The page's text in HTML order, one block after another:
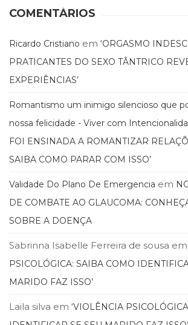
(132)
Sem
(0)
Televisão
(22)
Temas
africanos
Terapia
Ocupacional
(21)
e
(65)
Turismo
Vida
Prática
COMENTÁRIOS
Ricardo Cristiano em ‘ORGASMO
PRATICANTES DO SEXO TÂNTRICO
EXPERIÊNCIAS’
Romantismo um inimigo silencioso que
nossa felicidade - Viver com
FOI ENSINADA A ROMANTIZAR
SAIBA COMO PARAR COM ISSO’
Validade Do Plano De Emergencia em
DE COMBATE AO GLAUCOMA:
SOBRE A DOENÇA
Sabrinna Isabelle Ferreira de sousa em
PSICOLÓGICA: SAIBA COMO
MARIDO FAZ ISSO’
Laila silva em ‘VIOLÊNCIA